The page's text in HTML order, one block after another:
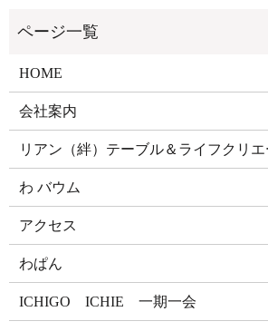
HOME
会社案内
リアン（絆）テーブル＆ライフクリ
わ バウム
アクセス
わぱん
ICHIGO ICHIE 一期一会